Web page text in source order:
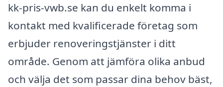
kk-pris-vwb.se kan du enkelt komma i
kontakt med kvalificerade företag som
erbjuder renoveringstjänster i ditt
område. Genom att jämföra olika anbud
och välja det som passar dina behov bäst,